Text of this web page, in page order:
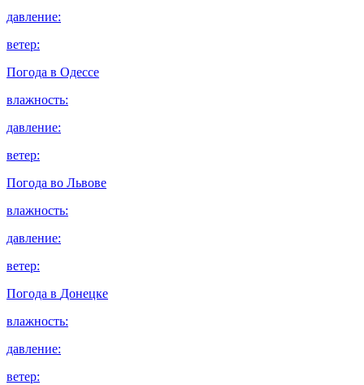
давление:
ветер:
Погода в Одессе
влажность:
давление:
ветер:
Погода во Львове
влажность:
давление:
ветер:
Погода в Донецке
влажность:
давление:
ветер: